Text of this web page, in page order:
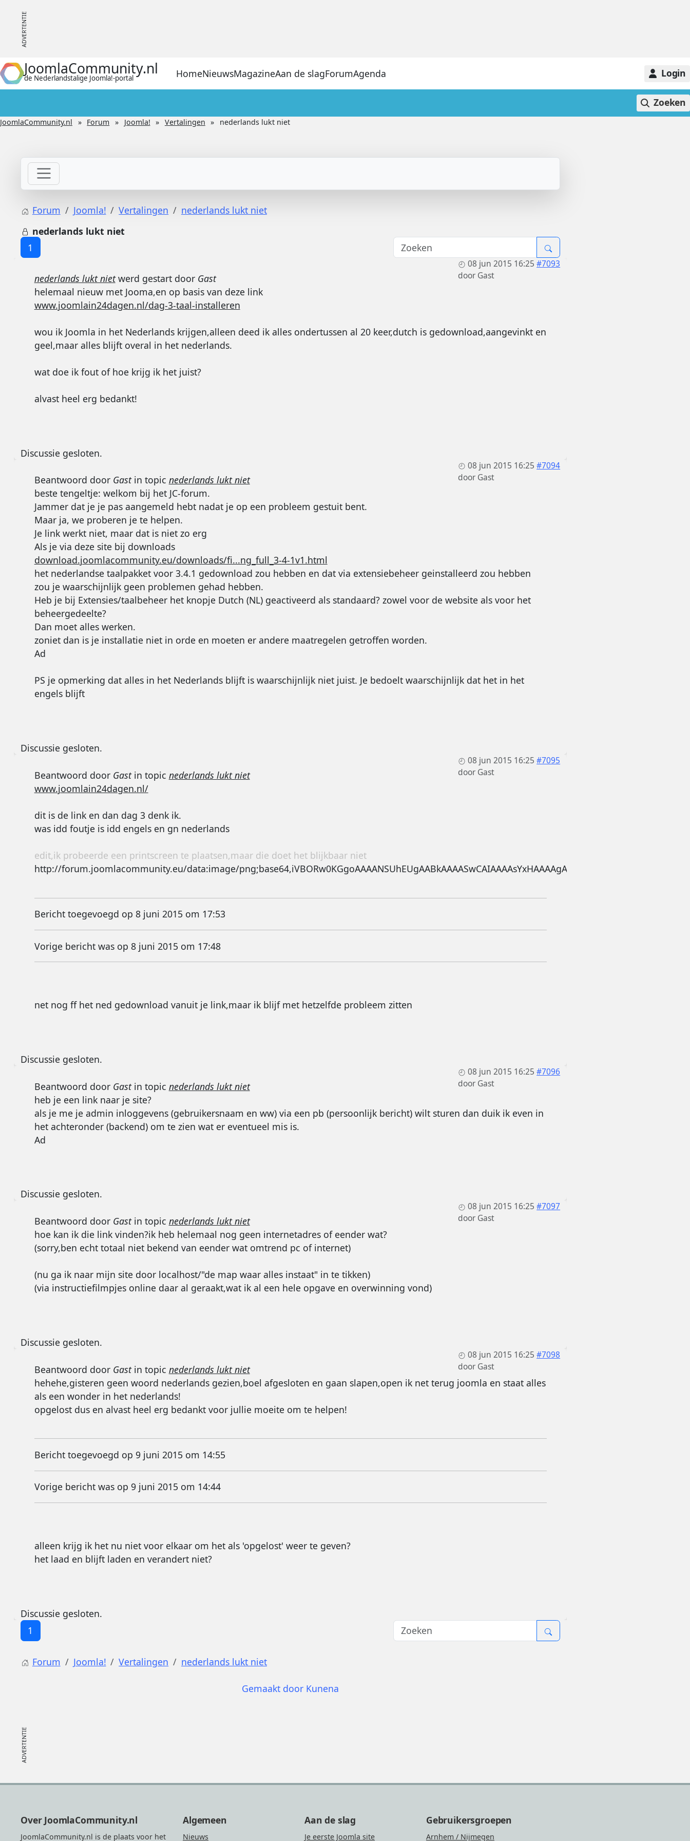
JoomlaCommunity.nl
de Nederlandstalige Joomla!-portal HomeNieuwsMagazineAan de slagForumAgenda Login
Zoeken
JoomlaCommunity.nl Forum Joomla! Vertalingen nederlands lukt niet
Forum Joomla! Vertalingen
nederlands lukt niet
nederlands lukt niet
1
08 jun 2015 16:25 #7093
door Gast
nederlands lukt nietwerd gestart door Gast
helemaal nieuw met Jooma,en op basis van deze link
www.joomlain24dagen.nl/dag-3-taal-installeren
wou ik Joomla in het Nederlands krijgen,alleen deed ik alles ondertussen al 20 keer,dutch is gedownload,aangevinkt en
geel,maar alles blijft overal in het nederlands.
wat doe ik fout of hoe krijg ik het juist?
alvast heel erg bedankt!
Discussie gesloten.
08 jun 2015 16:25 #7094
door Gast
Beantwoord door Gastin topic nederlands lukt niet
beste tengeltje: welkom bij het JC-forum.
Jammer dat je je pas aangemeld hebt nadat je op een probleem gestuit bent.
Maar ja, we proberen je te helpen.
Je link werkt niet, maar dat is niet zo erg
Als je via deze site bij downloads
download.joomlacommunity.eu/downloads/fi...ng_full_3-4-1v1.html
het nederlandse taalpakket voor 3.4.1 gedownload zou hebben en dat via extensiebeheer geinstalleerd zou hebben
zou je waarschijnlijk geen problemen gehad hebben.
Heb je bij Extensies/taalbeheer het knopje Dutch (NL) geactiveerd als standaard? zowel voor de website als voor het
beheergedeelte?
Dan moet alles werken.
zoniet dan is je installatie niet in orde en moeten er andere maatregelen getroffen worden.
Ad
PS je opmerking dat alles in het Nederlands blijft is waarschijnlijk niet juist. Je bedoelt waarschijnlijk dat het in het
engels blijft
Discussie gesloten.
08 jun 2015 16:25 #7095
door Gast
Beantwoord door Gastin topic nederlands lukt niet
www.joomlain24dagen.nl/
dit is de link en dan dag 3 denk ik.
was idd foutje is idd engels en gn nederlands
edit,ik probeerde een printscreen te plaatsen,maar die doet het blijkbaar niet
http://forum.joomlacommunity.eu/
Bericht toegevoegd op 8 juni 2015 om 17:53
Vorige bericht was op 8 juni 2015 om 17:48
net nog ff het ned gedownload vanuit je link,maar ik blijf met hetzelfde probleem zitten
Discussie gesloten.
08 jun 2015 16:25 #7096
door Gast
Beantwoord door Gastin topic nederlands lukt niet
heb je een link naar je site?
als je me je admin inloggevens (gebruikersnaam en ww) via een pb (persoonlijk bericht) wilt sturen dan duik ik even in
het achteronder (backend) om te zien wat er eventueel mis is.
Ad
Discussie gesloten.
08 jun 2015 16:25 #7097
door Gast
Beantwoord door Gastin topic nederlands lukt niet
hoe kan ik die link vinden?ik heb helemaal nog geen internetadres of eender wat?
(sorry,ben echt totaal niet bekend van eender wat omtrend pc of internet)
(nu ga ik naar mijn site door localhost/"de map waar alles instaat" in te tikken)
(via instructiefilmpjes online daar al geraakt,wat ik al een hele opgave en overwinning vond)
Discussie gesloten.
08 jun 2015 16:25 #7098
door Gast
Beantwoord door Gastin topic nederlands lukt niet
hehehe,gisteren geen woord nederlands gezien,boel afgesloten en gaan slapen,open ik net terug joomla en staat alles
als een wonder in het nederlands!
opgelost dus en alvast heel erg bedankt voor jullie moeite om te helpen!
Bericht toegevoegd op 9 juni 2015 om 14:55
Vorige bericht was op 9 juni 2015 om 14:44
alleen krijg ik het nu niet voor elkaar om het als 'opgelost' weer te geven?
het laad en blijft laden en verandert niet?
Discussie gesloten.
1
Forum Joomla! Vertalingen nederlands lukt niet
Gemaakt door Kunena
Over JoomlaCommunity.nl
JoomlaCommunity.nl is de plaats voor het
Algemeen
Nieuws
Aan de slag
Je eerste Joomla site
Gebruikersgroepen
Arnhem / Nijmegen